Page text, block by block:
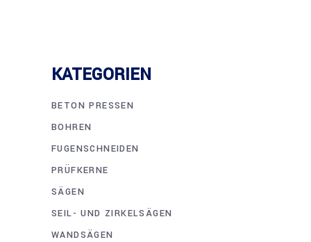
KATEGORIEN
BETON PRESSEN
BOHREN
FUGENSCHNEIDEN
PRÜFKERNE
SÄGEN
SEIL- UND ZIRKELSÄGEN
WANDSÄGEN